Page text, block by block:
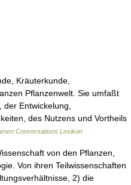
Kräuterkunde,
Pflanzenwelt. Sie umfaßt
Entwickelung,
des Nutzens und Vortheils
Conversations Lexikon
von den Pflanzen,
Von ihren Teilwissenschaften
2) die